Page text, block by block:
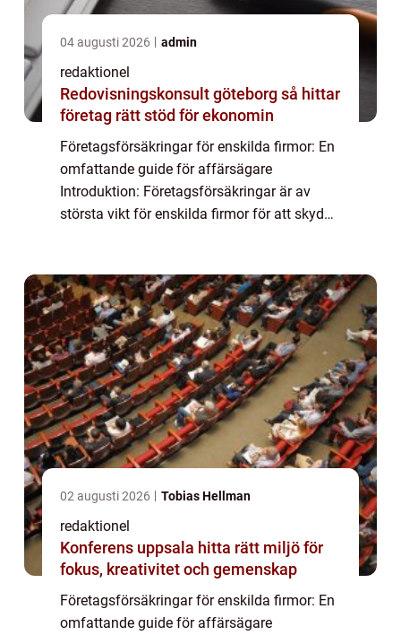
04 augusti 2026 admin
redaktionel
Redovisningskonsult göteborg så hittar
företag rätt stöd för ekonomin
Företagsförsäkringar för enskilda firmor: En
omfattande guide för affärsägare
Introduktion: Företagsförsäkringar är av
största vikt för enskilda firmor för att skydda
02 augusti 2026 Tobias Hellman
redaktionel
Konferens uppsala hitta rätt miljö för
fokus, kreativitet och gemenskap
Företagsförsäkringar för enskilda firmor: En
omfattande guide för affärsägare